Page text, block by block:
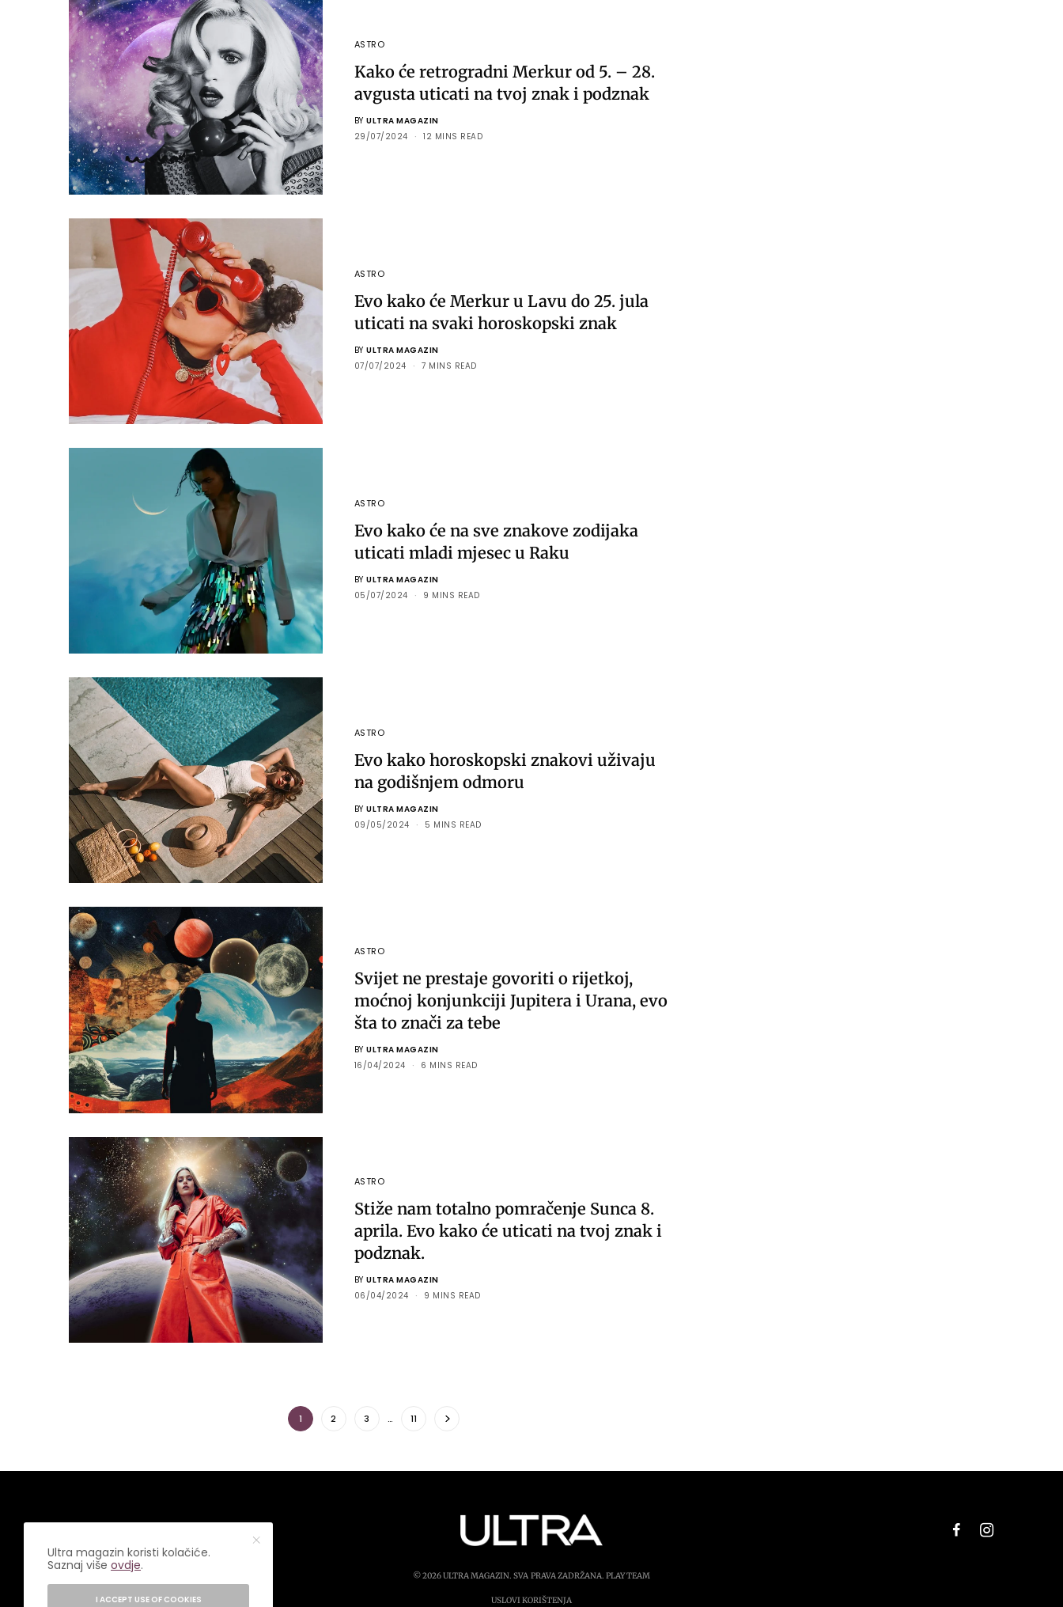
ASTRO
Kako će retrogradni Merkur od 5. – 28.
avgusta uticati na tvoj znak i podznak
BY ULTRA MAGAZIN
29/07/2024
12 MINS READ
ASTRO
Evo kako će Merkur u Lavu do 25. jula
uticati na svaki horoskopski znak
BY ULTRA MAGAZIN
07/07/2024
7 MINS READ
ASTRO
Evo kako će na sve znakove zodijaka
uticati mladi mjesec u Raku
BY ULTRA MAGAZIN
05/07/2024
9 MINS READ
ASTRO
Evo kako horoskopski znakovi uživaju
na godišnjem odmoru
BY ULTRA MAGAZIN
09/05/2024
5 MINS READ
ASTRO
Svijet ne prestaje govoriti o rijetkoj,
moćnoj konjunkciji Jupitera i Urana, evo
šta to znači za tebe
BY ULTRA MAGAZIN
16/04/2024
6 MINS READ
ASTRO
Stiže nam totalno pomračenje Sunca 8.
aprila. Evo kako će uticati na tvoj znak i
podznak.
BY ULTRA MAGAZIN
06/04/2024
9 MINS READ
1 2 3 … 11
© 2026 ULTRA MAGAZIN. SVA PRAVA ZADRŽANA. PLAY TEAM
USLOVI KORIŠTENJA
Ultra magazin koristi kolačiće.
Saznaj višeovdje.
I ACCEPT USE OF COOKIES